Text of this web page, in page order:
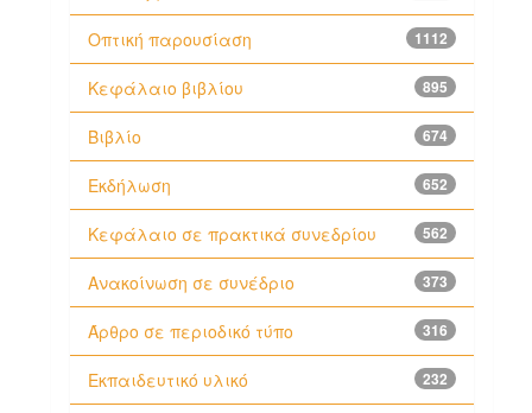
1112
Οπτική παρουσίαση
895
Κεφάλαιο βιβλίου
674
Βιβλίο
652
Εκδήλωση
562
Κεφάλαιο σε πρακτικά συνεδρίου
373
Ανακοίνωση σε συνέδριο
316
Άρθρο σε περιοδικό τύπο
232
Εκπαιδευτικό υλικό